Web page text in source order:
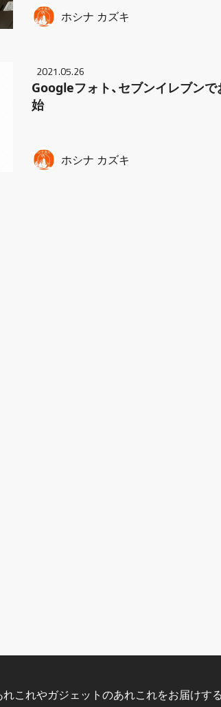
ホシナ カズキ
2021.05.26
Googleフォト、セブンイレブン
始
ホシナ カズキ
これやガジェットのあれこれをお届けす